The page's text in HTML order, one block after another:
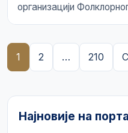
организацији
Пагинација
чланака
1 2 … 210
Најновије на